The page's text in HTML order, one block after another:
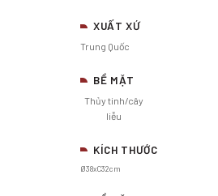
XUẤT XỨ
Trung Quốc
BỀ MẶT
Thủy tinh/cây
liễu
KÍCH THƯỚC
Ø38xC32cm